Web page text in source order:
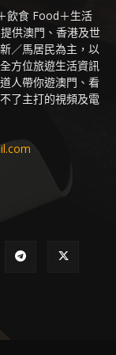
飲食 Food＋生活
供澳門、香港及世
／馬居民為主，以
方位旅遊生活資訊
人帶你遊澳門、看
了主打的視頻及電